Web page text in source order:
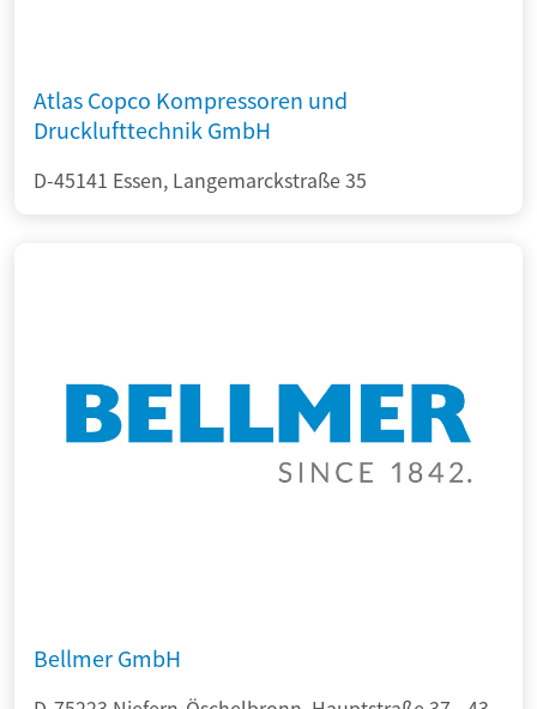
Atlas Copco Kompressoren und
Drucklufttechnik GmbH
D-45141 Essen, Langemarckstraße 35
Bellmer GmbH